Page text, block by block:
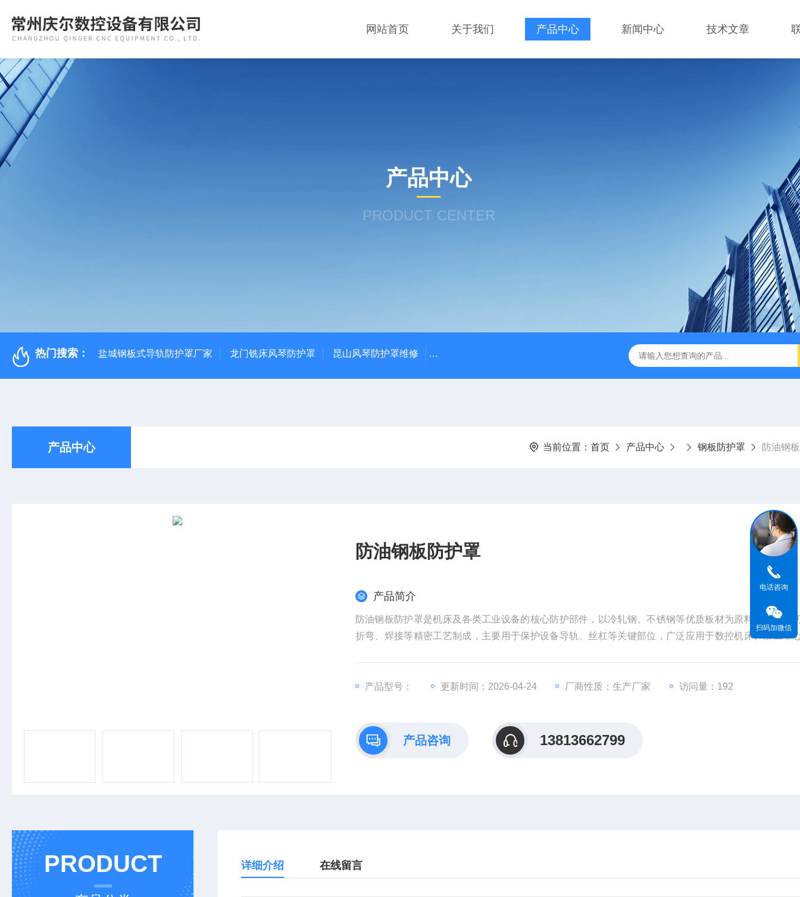
网站首页 关于我们 产品中心 新闻中心 技术文章
产品中心
PRODUCT CENTER
热门搜索： 盐城钢板式导轨防护罩厂家 龙门铣床风琴防护罩 昆山风琴防护罩维修 常州排屑机-常州庆尔数控设备有限公司 常州钢板防护罩 常州风琴防护罩定制
产品中心 当前位置： 首页 产品中心 钢板防护罩 防油钢
防油钢板防护罩
产品简介
防油钢板防护罩是机床及各类工业设备的核心防护部件，以冷轧钢、不锈钢等优质板材为原料，经激光
折弯、焊接等精密工艺制成，主要用于保护设备导轨、丝杠等关键部位，广泛应用于数控机床、加工中
产品型号：
更新时间：2026-04-24 厂商性质：生产厂家 访问量：192
产品咨询 13813662799
PRODUCT 详细介绍 在线留言
电话咨询
扫码加微信